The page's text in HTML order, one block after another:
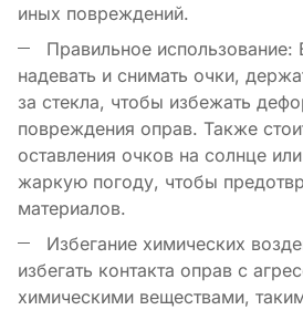
иных повреждений.
Правильное
надевать и снимать очки,
за стекла, чтобы избежать
повреждения оправ. Также
оставления очков на солнце
жаркую погоду, чтобы
материалов.
Избегание химических
избегать контакта оправ с
химическими веществами,